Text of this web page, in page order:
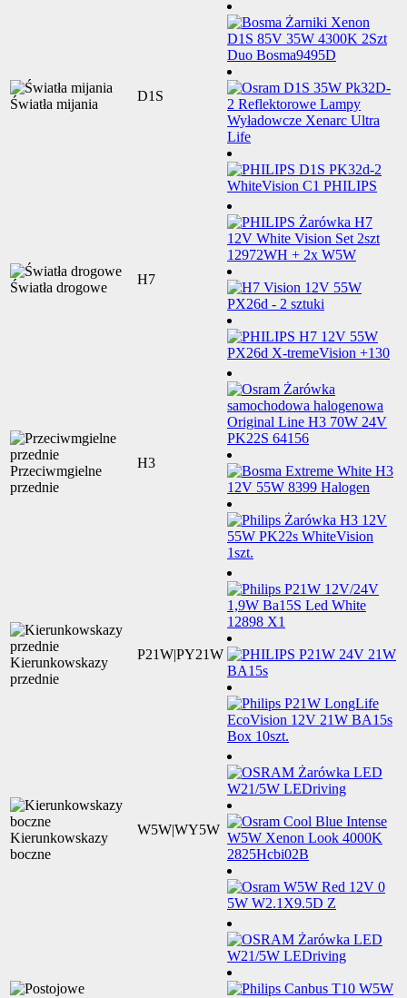
Światła mijania
D1S
Światła drogowe
H7
Przeciwmgielne
przednie
H3
Kierunkowskazy
przednie
P21W|PY21W
Kierunkowskazy
boczne
W5W|WY5W